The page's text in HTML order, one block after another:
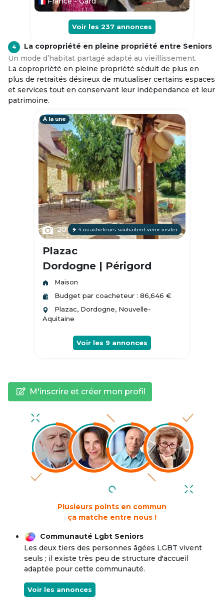
Voir les 237 annonces
4
La copropriété en pleine propriété entre Seniors
Un mode d’habitat partagé adapté au vieillissement.
La copropriété en pleine propriété séduit de plus en
plus de retraités désireux de mutualiser certains espaces
et services tout en conservant leur indépendance et leur
patrimoine.
À la une
20 4 co-acheteurs souhaitent venir visiter
Plazac
Dordogne | Périgord
Maison
Budget par coacheteur : 86,646 €
Plazac, Dordogne, Nouvelle-
Aquitaine
Voir les 9 annonces
M'inscrire et créer mon profil
Plusieurs points en commun
ça matche entre nous !
Communauté Lgbt Seniors
Les deux tiers des personnes âgées LGBT vivent
seuls ; il existe très peu de structure d'accueil
adaptée pour cette communauté.
Voir les annonces